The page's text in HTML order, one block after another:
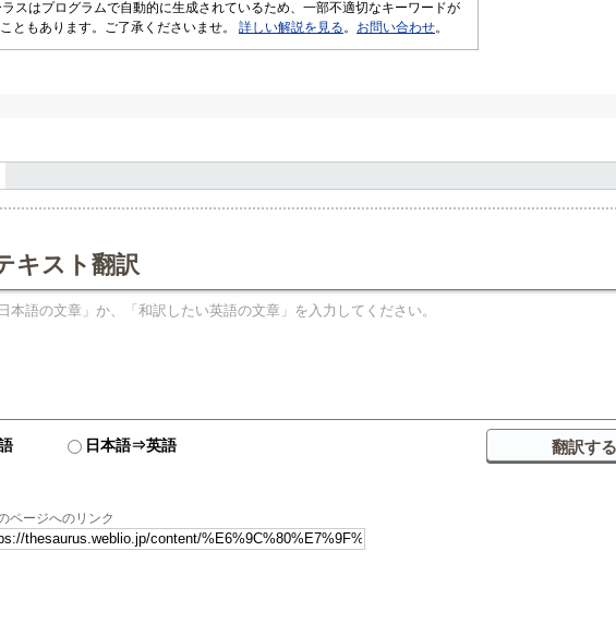
スはプログラムで自動的に生成されているため、一部不適切なキーワードが
ともあります。ご了承くださいませ。 詳しい解説を見る 。 お問い合わせ。
キスト翻訳
日本語⇒英語
ページへのリンク